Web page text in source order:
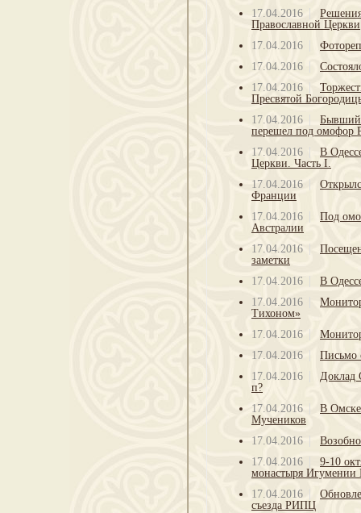
17.04.2016
Православной Церкви
17.04.2016
17.04.2016
17.04.2016
Пресвятой
17.04.2016
Бывший
перешел под
17.04.2016
В
Церкви. Часть I.
17.04.2016
Франции
17.04.2016
Под
Австралии
17.04.2016
заметки
17.04.2016
В
17.04.2016
Тихоном»
17.04.2016
17.04.2016
Письмо
17.04.2016
Доклад
п?
17.04.2016
В Омске
Мучеников
17.04.2016
17.04.2016
9-10
монастыря Игумении
17.04.2016
съезда РИПЦ